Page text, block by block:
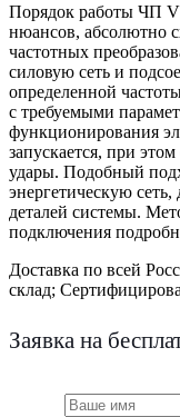
Порядок работы ЧП
нюансов, абсолютно
частотных
силовую сеть и
определенной
с требуемыми
функционирования
запускается, при
удары. Подобный
энергетическую
деталей системы.
подключения
Доставка по всей
склад;
Заявка на